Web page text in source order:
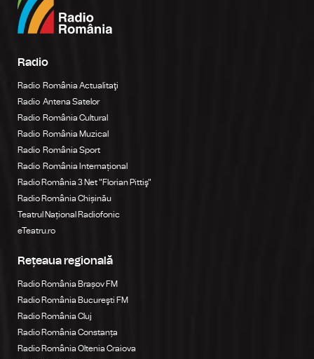
Radio
Radio România Actualitaţi
Radio Antena Satelor
Radio România Cultural
Radio România Muzical
Radio România Sport
Radio România Internațional
Radio România 3 Net "Florian Pittiş"
Radio România Chișinău
Teatrul Național Radiofonic
eTeatru.ro
Rețeaua regională
Radio România Brașov FM
Radio România Bucureşti FM
Radio România Cluj
Radio România Constanța
Radio România Oltenia Craiova